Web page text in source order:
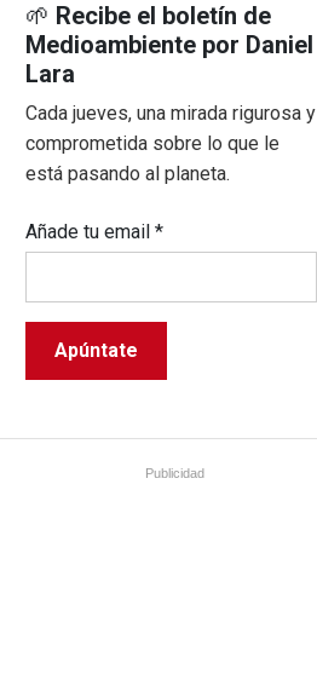
🌱 Recibe el boletín de
Medioambiente por Daniel
Lara
Cada jueves, una mirada rigurosa y
comprometida sobre lo que le
está pasando al planeta.
Añade tu email*
Publicidad